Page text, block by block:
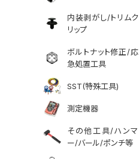
内装剥がし/トリムク
リップ
ボルトナット修正/応
急処置工具
SST(特殊工具)
測定機器
その他工具/ハンマ
ー/バール/ポンチ等